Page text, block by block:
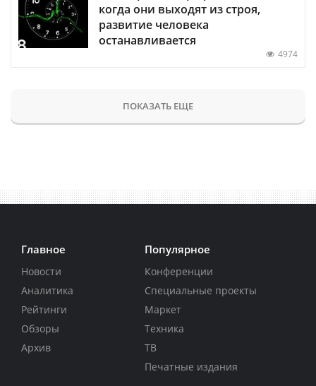
когда они выходят из строя,
развитие человека
останавливается
4974
ПОКАЗАТЬ ЕЩЕ
Главное
Новости
Аналитика
Рейтинги
Обзоры
Архив
Популярное
Конференции
Специальные проекты
Маркет
Техника
ТВ
Печатные издания